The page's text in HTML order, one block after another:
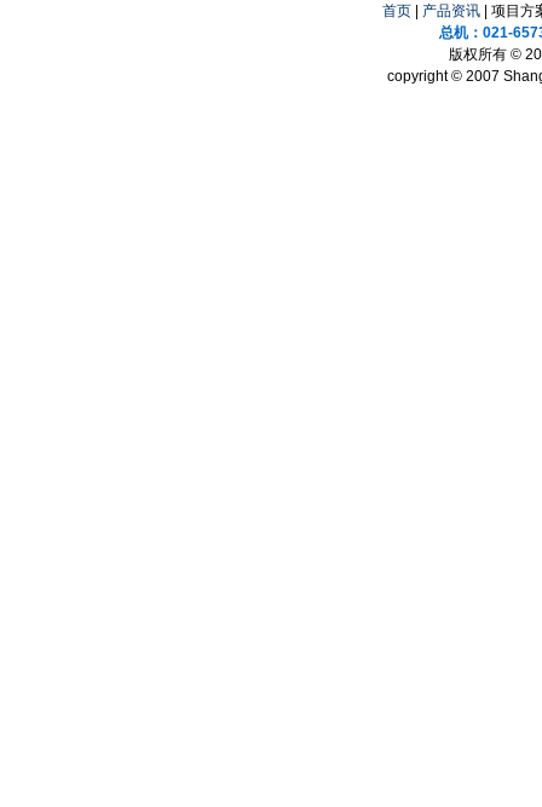
首页 产品资讯 | 项目方
总机：021-
版权所有 ©
copyright © 2007